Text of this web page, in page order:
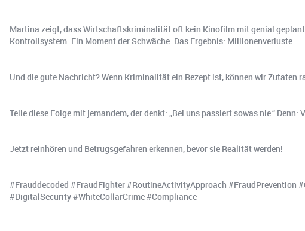
Martina zeigt, dass Wirtschaftskriminalität oft kein Kinofilm mit genial
Kontrollsystem. Ein Moment der Schwäche. Das Ergebnis: Millionenverluste.
Und die gute Nachricht? Wenn Kriminalität ein Rezept ist, können wir Zutaten
Teile diese Folge mit jemandem, der denkt: „Bei uns passiert sowas nie.“
Jetzt reinhören und Betrugsgefahren erkennen, bevor sie Realität werden!
#Frauddecoded #FraudFighter #RoutineActivityApproach
#DigitalSecurity #WhiteCollarCrime #Compliance